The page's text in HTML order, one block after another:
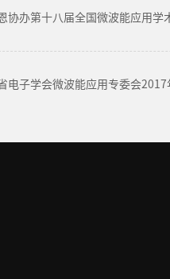
协办第十八届全国微波能应用学
电子学会微波能应用专委会